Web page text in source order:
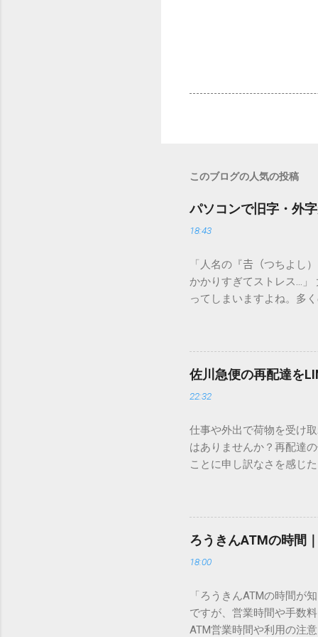
このブログの人気の投稿
パソコンで旧字・外
18:43
「人名の『𠮷（つちよし
かかりすぎてストレス…
ってしまいますよね。多
この方法をマスターすれ
が出てこないのか？ そも
認識する仕組みにありま
準」「第2水準」といった
「Unicode（ユニコード
所」のような番号が割り
び出すことができるので
角」にする（※重要）。
力した数字が、一瞬で対
佐川急便の再配達を
22:32
仕事や外出で荷物を受け
はありませんか？再配達
ことに申し訳なさを感じ
なります。この記事では
す。 佐川急便の再配達が
会員サービス「スマート
す。 以前はウェブサイト
じめ配達時間を変更する
本国内で最も利用されて
ろうきんATMの時間
18:00
「ろうきんATMの時間が
ですが、営業時間や手数
ATM営業時間や利用の注